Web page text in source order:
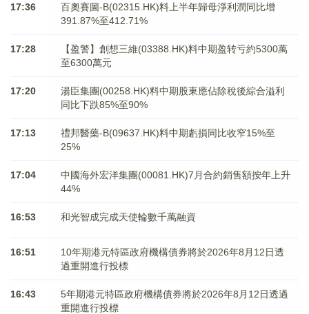
17:36
百奧賽圖-B(02315.HK)料上半年歸母淨利潤同比增
391.87%至412.71%
17:28
【盈警】創想三維(03388.HK)料中期盈转亏約5300萬
至6300萬元
17:20
湯臣集團(00258.HK)料中期股東應佔除稅後綜合溢利
同比下跌85%至90%
17:13
禮邦醫藥-B(09637.HK)料中期虧損同比收窄15%至
25%
17:04
中國海外宏洋集團(00081.HK)7月合約銷售額按年上升
44%
16:53 和光智成完成天使輪數千萬融資
16:51
10年期港元特區政府機構債券將於2026年8月12日透
過重開進行投標
16:43
5年期港元特區政府機構債券將於2026年8月12日透過
重開進行投標